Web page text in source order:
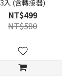
3入 (含轉接器)
NT$499
NT$580